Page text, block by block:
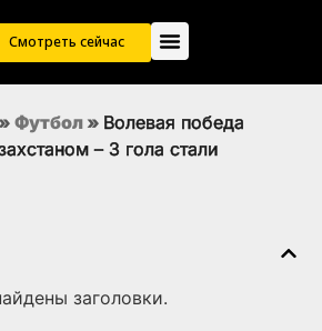
Смотреть сейчас
» Футбол » Волевая победа
– 3 гола стали
заголовки.